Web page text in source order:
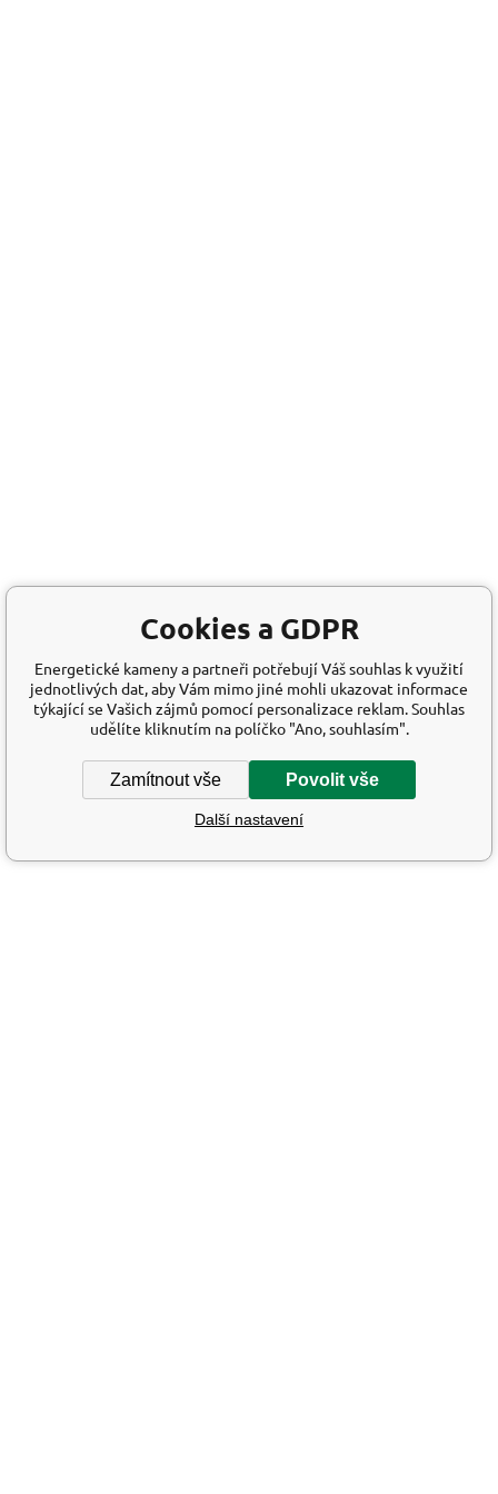
Cookies a GDPR
Energetické kameny a partneři potřebují Váš souhlas k využití
jednotlivých dat, aby Vám mimo jiné mohli ukazovat informace
týkající se Vašich zájmů pomocí personalizace reklam. Souhlas
udělíte kliknutím na políčko "Ano, souhlasím".
Zamítnout vše Povolit vše
Další nastavení